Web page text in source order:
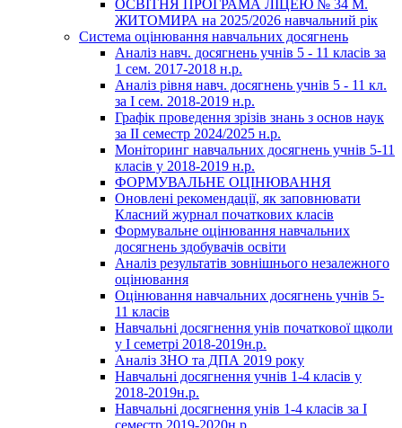
ОСВІТНЯ ПРОГРАМА ЛІЦЕЮ № 34 М.
ЖИТОМИРА на 2025/2026 навчальний рік
Система оцінювання навчальних досягнень
Аналіз навч. досягнень учнів 5 - 11 класів за
1 сем. 2017-2018 н.р.
Аналіз рівня навч. досягнень учнів 5 - 11 кл.
за І сем. 2018-2019 н.р.
Графік проведення зрізів знань з основ наук
за ІІ семестр 2024/2025 н.р.
Моніторинг навчальних досягнень учнів 5-11
класів у 2018-2019 н.р.
ФОРМУВАЛЬНЕ ОЦІНЮВАННЯ
Оновлені рекомендації, як заповнювати
Класний журнал початкових класів
Формувальне оцінювання навчальних
досягнень здобувачів освіти
Аналіз результатів зовнішнього незалежного
оцінювання
Оцінювання навчальних досягнень учнів 5-
11 класів
Навчальні досягнення унів початкової щколи
у І семетрі 2018-2019н.р.
Аналіз ЗНО та ДПА 2019 року
Навчальні досягнення учнів 1-4 класів у
2018-2019н.р.
Навчальні досягнення унів 1-4 класів за І